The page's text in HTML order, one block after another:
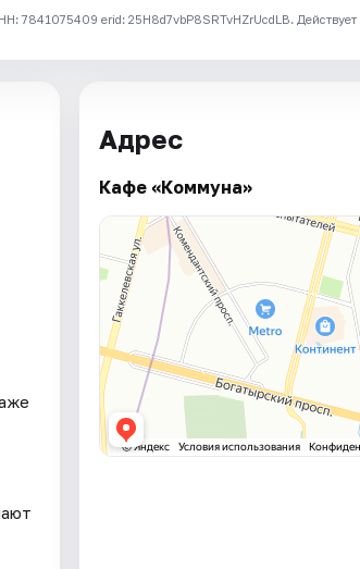
erid: 25H8d7vbP8SRTvHZrUcdLB.
Адрес
Кафе «Коммуна»